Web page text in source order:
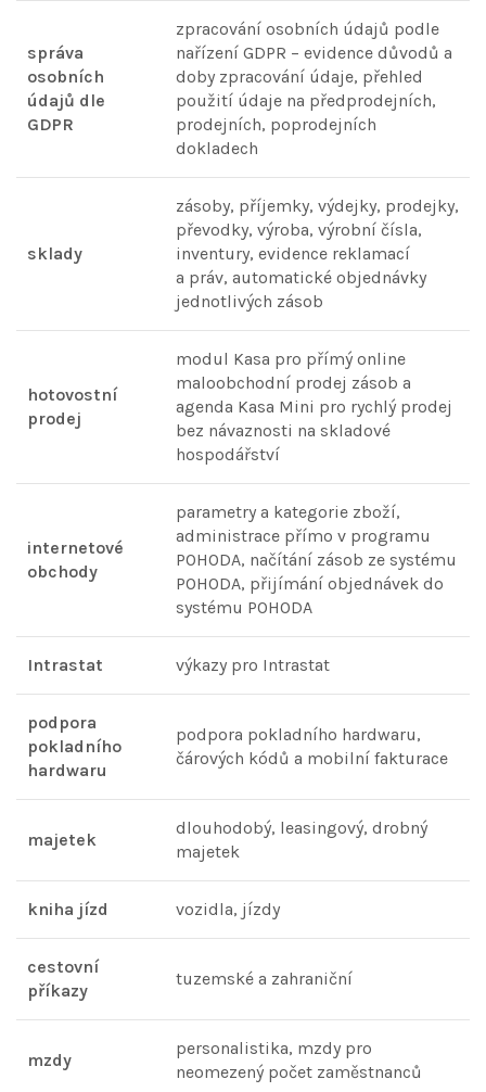
správa
osobních
údajů dle
GDPR
zpracování osobních údajů podle
nařízení GDPR – evidence důvodů a
doby zpracování údaje, přehled
použití údaje na předprodejních,
prodejních, poprodejních
dokladech
sklady
zásoby, příjemky, výdejky, prodejky,
převodky, výroba, výrobní čísla,
inventury, evidence reklamací
a práv, automatické objednávky
jednotlivých zásob
hotovostní
prodej
modul Kasa pro přímý online
maloobchodní prodej zásob a
agenda Kasa Mini pro rychlý prodej
bez návaznosti na skladové
hospodářství
internetové
obchody
parametry a kategorie zboží,
administrace přímo v programu
POHODA, načítání zásob ze systému
POHODA, přijímání objednávek do
systému POHODA
Intrastat výkazy pro Intrastat
podpora
pokladního
hardwaru
podpora pokladního hardwaru,
čárových kódů a mobilní fakturace
majetek
dlouhodobý, leasingový, drobný
majetek
kniha jízd vozidla, jízdy
cestovní
příkazy
tuzemské a zahraniční
mzdy
personalistika, mzdy pro
neomezený počet zaměstnanců